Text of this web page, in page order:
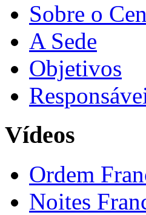
Sobre o
A Sede
Objetivos
Vídeos
Ordem
Noites